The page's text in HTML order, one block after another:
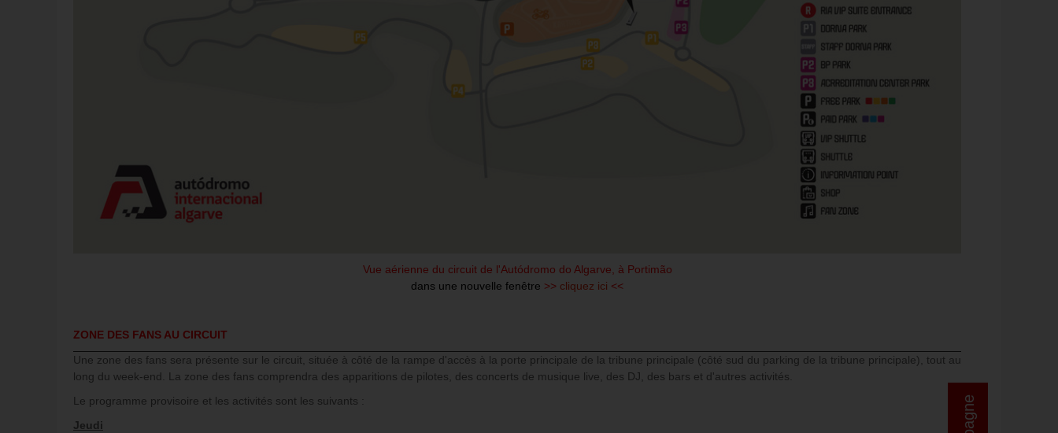
Vue aérienne du circuit de l'Autódromo do Algarve, à Portimão
dans une nouvelle fenêtre >> cliquez ici <<
ZONE DES FANS AU CIRCUIT
Une zone des fans sera présente sur le circuit, située à côté de la rampe d'accès à la porte principale de la tribune principale (côté sud du parking de la tribune principale), tout au
long du week-end. La zone des fans comprendra des apparitions de pilotes, des concerts de musique live, des DJ, des bars et d'autres activités.
Le programme provisoire et les activités sont les suivants :
Jeudi